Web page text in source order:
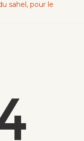
sahel, pour le